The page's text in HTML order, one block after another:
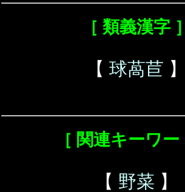
［ 類義漢字 ］
【 球萵苣 】
［ 関連キーワー
【 野菜 】